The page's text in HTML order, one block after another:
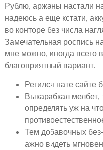
Рублю, аржаны настали
надеюсь а еще кстати,
во конторе без числа
Замечательная роспись
мне можно, иногда всего
благоприятный вариант.
Регился нате сайте
Выкарабкал мелбет,
определять уж на
Тем добавочных
ажно видеть